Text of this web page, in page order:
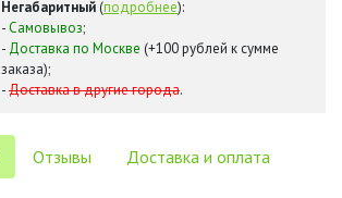
Негабаритный (подробнее):
- Самовывоз;
- Доставка по Москве (+100 рублей к сумме
заказа);
-Доставка в другие города.
Отзывы Доставка и оплата